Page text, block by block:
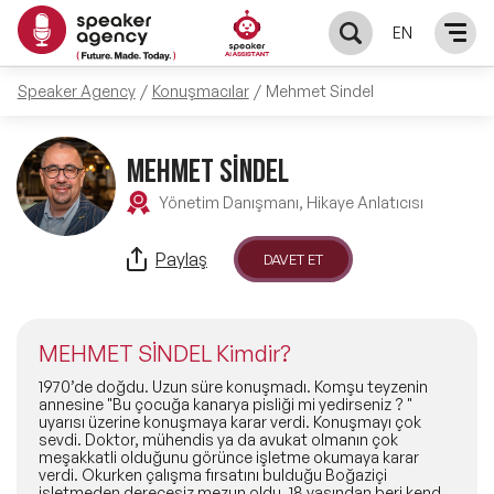
EN
KONUŞMACILAR
Yerel Konuşmacılar
Global Konuşmacılar
Exclusive Konuşmacılar
Tüm Konuşmacılar
KONULAR
Öne Çıkan Konular
Ünlü Konuşmacılar
İlham Veren Konuşmacılar
İlham Veren Kadın Konuşmacılar
ÇÖZÜMLER
Master Class Workshop
Akış Sunumu & Moderasyon
HAKKIMIZDA
Biz Kimiz?
BLOG
Speaker Agency Konuşmacılar Mehmet Sindel
MEHMET SİNDEL
Yönetim Danışmanı, Hikaye Anlatıcısı
Paylaş DAVET ET
MEHMET SİNDEL Kimdir?
1970’de doğdu. Uzun süre konuşmadı. Komşu teyzenin
annesine "Bu çocuğa kanarya pisliği mi yedirseniz ? "
uyarısı üzerine konuşmaya karar verdi. Konuşmayı çok
sevdi. Doktor, mühendis ya da avukat olmanın çok
meşakkatli olduğunu görünce işletme okumaya karar
verdi. Okurken çalışma fırsatını bulduğu Boğaziçi